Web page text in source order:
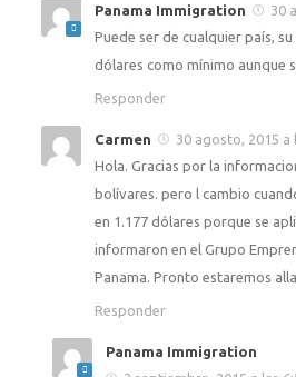
Panama Immigration
30
Puede ser de cualquier país,
dólares como mínimo aunque
Responder
Carmen
30 agosto, 2015 a
Hola. Gracias por la
bolívares. pero l cambio
en 1.177 dólares porque se
informaron en el Grupo
Panama. Pronto estaremos alla.
Responder
Panama Immigration